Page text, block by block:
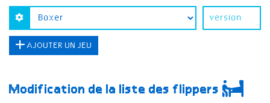
AJOUTER UN JEU
Modification de la liste des flippers